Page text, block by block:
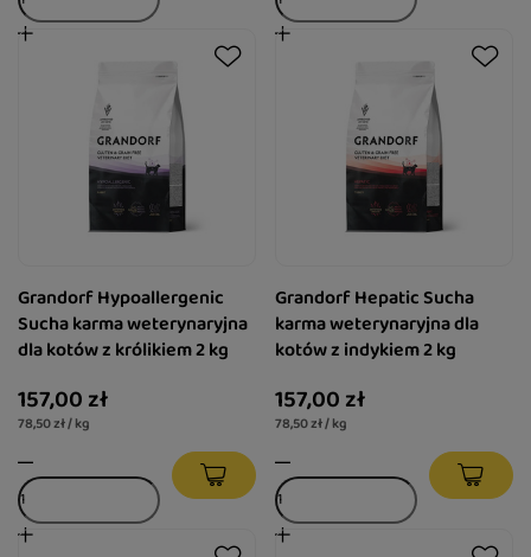
Grandorf Hypoallergenic
Sucha karma weterynaryjna
dla kotów z królikiem 2 kg
157,00 zł
78,50 zł / kg
Grandorf Hepatic Sucha
karma weterynaryjna dla
kotów z indykiem 2 kg
157,00 zł
78,50 zł / kg